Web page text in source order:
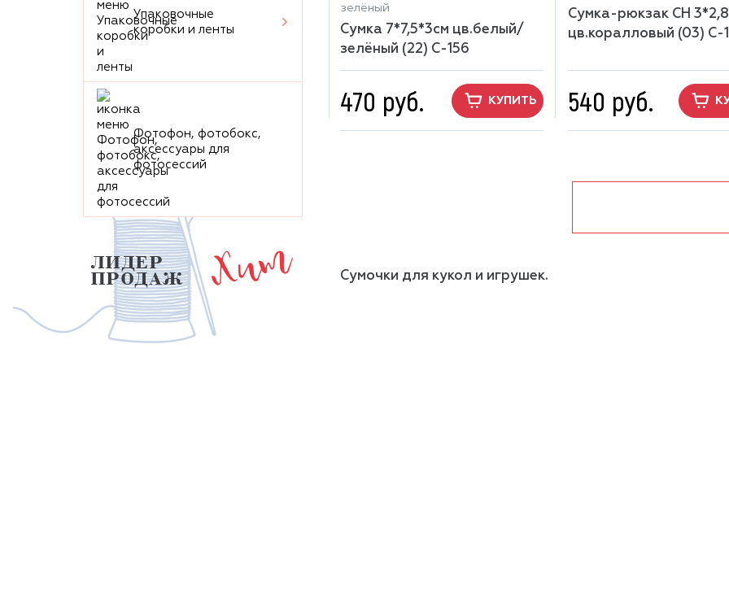
зелёный
Сумка 7*7,5*3см цв.белый/
зелёный (22) С-156
470 руб. КУПИТЬ
Сумка-рюкзак СН
цв.коралловый (03) С-
540 руб.
Сумочки для кукол и игрушек.
Упаковочные
коробки и ленты
Фотофон, фотобокс,
аксессуары для
фотосессий
ЛИДЕР
ПРОДАЖ
Хит